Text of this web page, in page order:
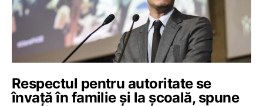
Respectul pentru autoritate se
învață în familie și la școală, spune